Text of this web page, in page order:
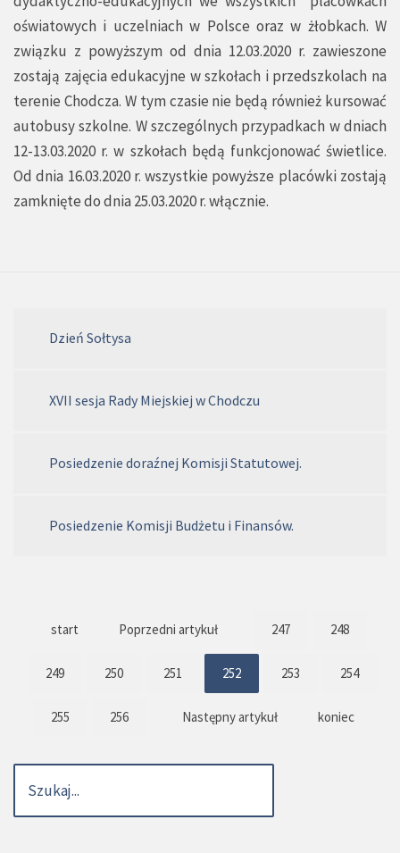
oświatowych i uczelniach w Polsce oraz w żłobkach. W
związku z powyższym od dnia 12.03.2020 r. zawieszone
zostają zajęcia edukacyjne w szkołach i przedszkolach na
terenie Chodcza. W tym czasie nie będą również kursować
autobusy szkolne. W szczególnych przypadkach w dniach
12-13.03.2020 r. w szkołach będą funkcjonować świetlice.
Od dnia 16.03.2020 r. wszystkie powyższe placówki zostają
zamknięte do dnia 25.03.2020 r. włącznie.
Dzień Sołtysa
XVII sesja Rady Miejskiej w Chodczu
Posiedzenie doraźnej Komisji Statutowej.
Posiedzenie Komisji Budżetu i Finansów.
start Poprzedni artykuł 247 248
249 250 251 252 253 254
255 256 Następny artykuł koniec